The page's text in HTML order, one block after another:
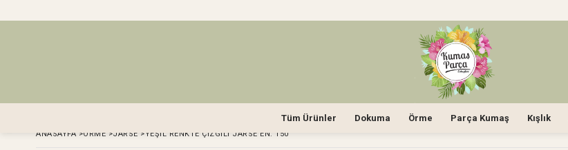
Tüm Ürünler Dokuma Örme Parça Kumaş Kışlık
ANASAYFA >ÖRME >JARSE > YEŞIL RENKTE ÇIZGILI JARSE EN: 150